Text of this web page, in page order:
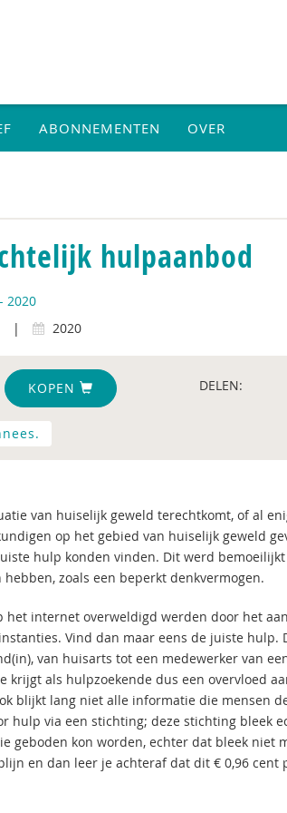
ABONNEMENTEN OVER
hulpaanbod
2020
| 2020
KOPEN DELEN:
van huiselijk geweld terechtkomt, of al
op het gebied van huiselijk geweld
hulp konden vinden. Dit werd
zoals een beperkt denkvermogen.
het internet overweldigd werden door het
Vind dan maar eens de juiste
van huisarts tot een medewerker van
krijgt als hulpzoekende dus een overvloed
blijkt lang niet alle informatie die mensen
hulp via een stichting; deze stichting bleek
geboden kon worden, echter dat bleek niet
en dan leer je achteraf dat dit € 0,96